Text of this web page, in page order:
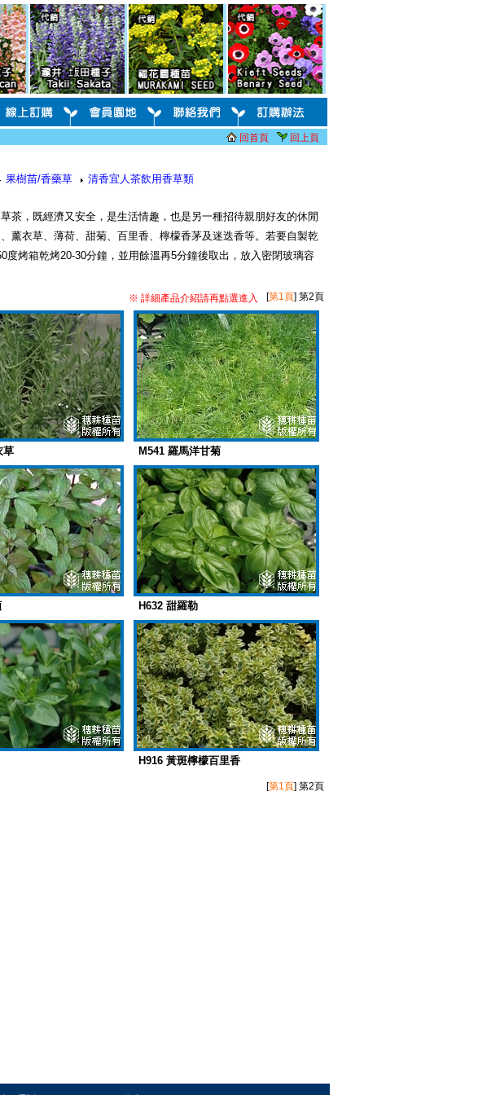
回首頁
回上頁
果樹苗/香藥草 清香宜人茶飲用香草類
茶，既經濟又安全，是生活情趣，也是另一種招待親朋好友的休閒
薰衣草、薄荷、甜菊、百里香、檸檬香茅及迷迭香等。若要自製乾
烤箱乾烤20-30分鐘，並用餘溫再5分鐘後取出，放入密閉玻璃容
※ 詳細產品介紹請再點選進入 [第1頁] 第2頁
草 M541 羅馬洋甘菊
H632 甜羅勒
H916 黃斑檸檬百里香
[第1頁] 第2頁